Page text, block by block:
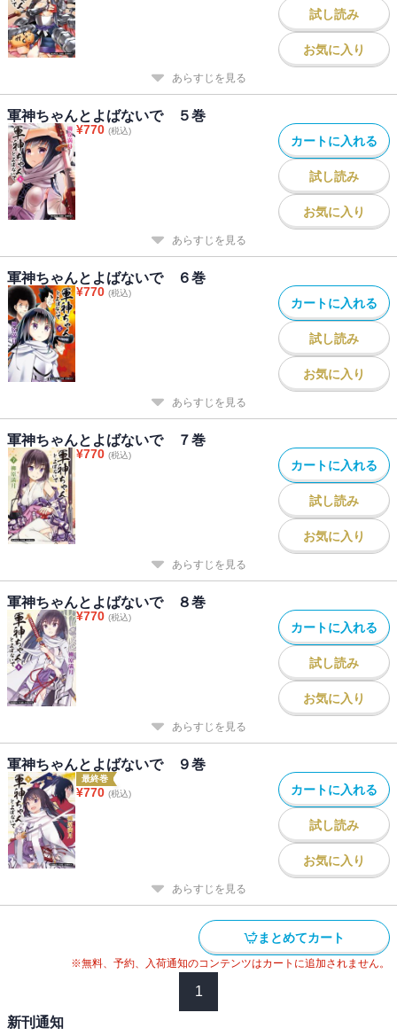
試し読み
お気に入り
あらすじを見る
軍神ちゃんとよばないで ５巻
¥770 (税込)
カートに入れる
試し読み
お気に入り
あらすじを見る
軍神ちゃんとよばないで ６巻
¥770 (税込)
カートに入れる
試し読み
お気に入り
あらすじを見る
軍神ちゃんとよばないで ７巻
¥770 (税込)
カートに入れる
試し読み
お気に入り
あらすじを見る
軍神ちゃんとよばないで ８巻
¥770 (税込)
カートに入れる
試し読み
お気に入り
あらすじを見る
軍神ちゃんとよばないで ９巻
最終巻
¥770 (税込) カートに入れる
試し読み
お気に入り
あらすじを見る
まとめてカート
※無料、予約、入荷通知のコンテンツはカートに追加されません。
1
新刊通知